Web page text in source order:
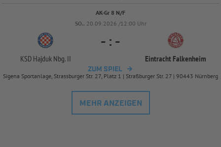
AK-Gr 8 N/F
SO.. 20.09.2026 /12:00 Uhr
KSD Hajduk Nbg. II
- : -
Eintracht Falkenheim
ZUM SPIEL
Sigena Sportanlage, Strassburger Str. 27, Platz 1 | Straßburger Str. 27 | 90443 Nürnberg
MEHR ANZEIGEN